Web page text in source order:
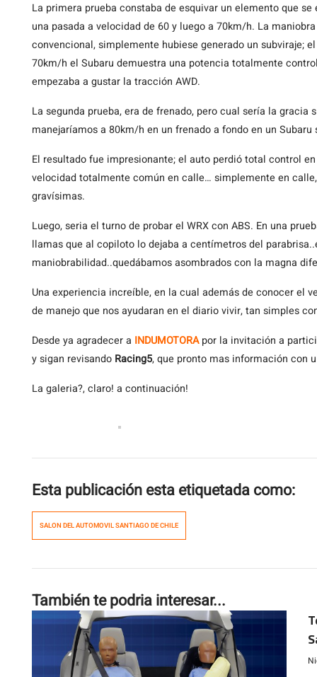
La primera prueba constaba de esquivar un elemento que
una pasada a velocidad de 60 y luego a 70km/h. La
convencional, simplemente hubiese generado un subviraje;
70km/h el Subaru demuestra una potencia totalmente
empezaba a gustar la tracción AWD.
La segunda prueba, era de frenado, pero cual sería la gracia
manejaríamos a 80km/h en un frenado a fondo en un
El resultado fue impresionante; el auto perdió total control
velocidad totalmente común en calle… simplemente en
gravísimas.
Luego, seria el turno de probar el WRX con ABS. En una
llamas que al copiloto lo dejaba a centímetros del
maniobrabilidad..quedábamos asombrados con la magna
Una experiencia increíble, en la cual además de conocer el
de manejo que nos ayudaran en el diario vivir, tan simples
Desde ya agradecer a INDUMOTORA por la invitación a
y sigan revisando Racing5, que pronto mas información con
La galeria?, claro! a continuación!
Esta publicación esta etiquetada como:
SALON DEL AUTOMOVIL SANTIAGO DE CHILE
También te podria interesar...